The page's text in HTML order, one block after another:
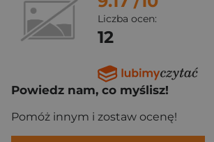
Liczba ocen:
12
Powiedz nam, co myślisz!
Pomóż innym i zostaw ocenę!